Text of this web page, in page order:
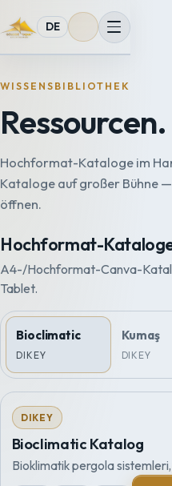
DE
WISSENSBIBLIOTHEK
Ressourcen.
Hochformat-Kataloge im
Kataloge auf großer Bühne
öffnen.
Hochformat-
A4-/Hochformat-Canva-
Tablet.
Bioclimatic
DIKEY
Kumaş
DIKEY
DIKEY
Bioclimatic Katalog
Bioklimatik pergola